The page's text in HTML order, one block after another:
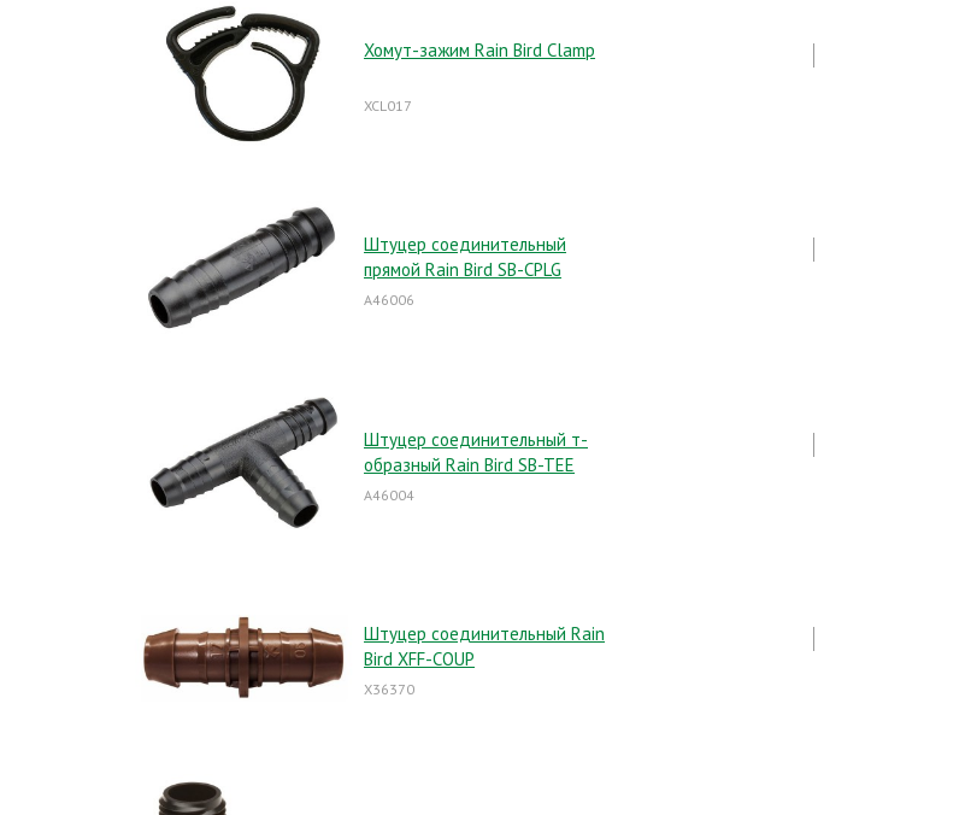
Хомут-зажим Rain Bird Clamp
XCL017
Штуцер соединительный
прямой Rain Bird SB-CPLG
A46006
Штуцер соединительный т-
образный Rain Bird SB-TEE
A46004
Штуцер соединительный Rain
Bird XFF-COUP
X36370